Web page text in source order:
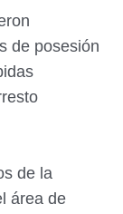
de posesión
de la
área de